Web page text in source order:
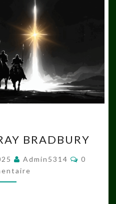
DRAGON,
RAY
BRADBURY
BRADBURY
Admin5314
0